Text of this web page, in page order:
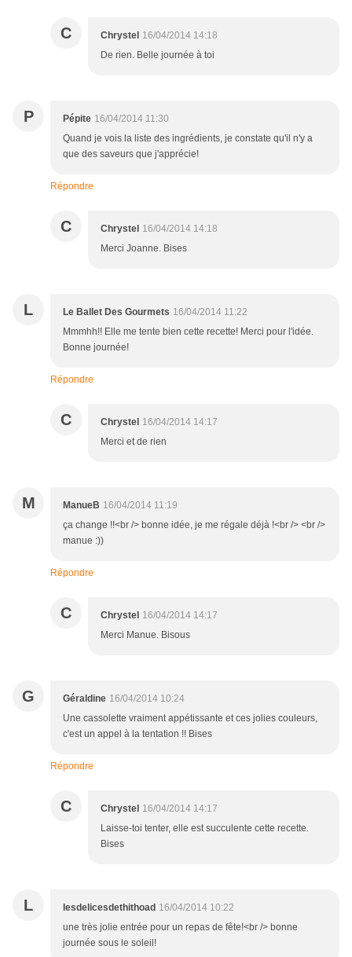
C Chrystel 16/04/2014 14:18
De rien. Belle journée à toi
P Pépite 16/04/2014 11:30
Quand je vois la liste des ingrédients, je constate qu'il n'y a
que des saveurs que j'apprécie!
Répondre
C Chrystel 16/04/2014 14:18
Merci Joanne. Bises
L Le Ballet Des Gourmets 16/04/2014 11:22
Mmmhh!! Elle me tente bien cette recette! Merci pour l'idée.
Bonne journée!
Répondre
C Chrystel 16/04/2014 14:17
Merci et de rien
M ManueB 16/04/2014 11:19
ça change !!<br /> bonne idée, je me régale déjà !<br /> <br />
manue :))
Répondre
C Chrystel 16/04/2014 14:17
Merci Manue. Bisous
G Géraldine 16/04/2014 10:24
Une cassolette vraiment appétissante et ces jolies couleurs,
c'est un appel à la tentation !! Bises
Répondre
C Chrystel 16/04/2014 14:17
Laisse-toi tenter, elle est succulente cette recette.
Bises
L lesdelicesdethithoad 16/04/2014 10:22
une très jolie entrée pour un repas de fête!<br /> bonne
journée sous le soleil!